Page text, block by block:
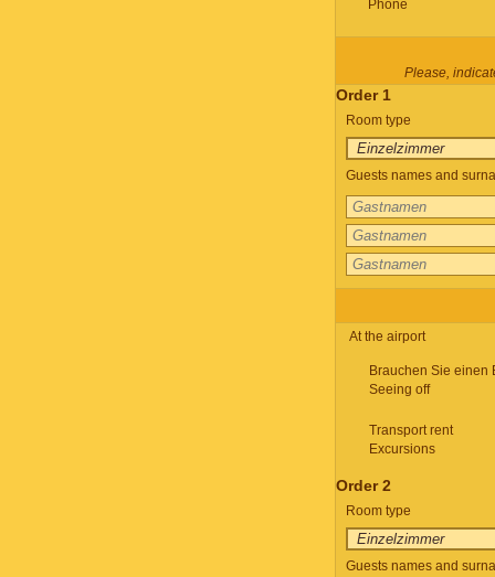
Phone
Please,
Order 1
Room type
Guests names and
At the airport
Brauchen Sie einen
Seeing off
Transport rent
Excursions
Order 2
Room type
Guests names and